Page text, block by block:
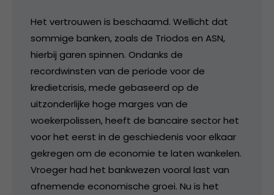
Het vertrouwen is beschaamd. Wellicht dat
sommige banken, zoals de Triodos en ASN,
hierbij garen spinnen. Ondanks de
recordwinsten van de periode voor de
kredietcrisis, mede gebaseerd op de
uitzonderlijke hoge marges van de
woekerpolissen, heeft de bancaire sector het
voor het eerst in de geschiedenis voor elkaar
gekregen om de economie te laten wankelen.
Vroeger had het bankwezen vooral last van
afnemende economische groei. Nu is het